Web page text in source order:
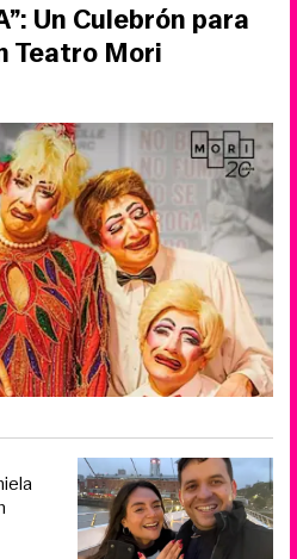
Un Culebrón para
Teatro Mori